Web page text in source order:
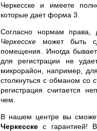
Черкесске и имеете
которые дает форма 3.
Согласно нормам права,
Черкесске может быть
помещения. Иногда
для регистрации не
микрорайон, например,
столкнуться с обманом со
регистрация считается
чем.
В нашем центре вы
Черкесске с гарантией!